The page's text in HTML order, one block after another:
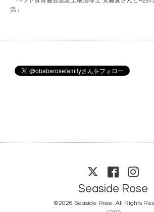
活」
Seaside Rose
©2026 Seaside Rose. All Rights